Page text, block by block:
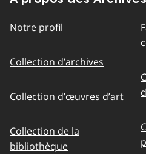
Notre profil
Collection d’archives
Collection d’œuvres d’art
Collection de la
bibliothèque